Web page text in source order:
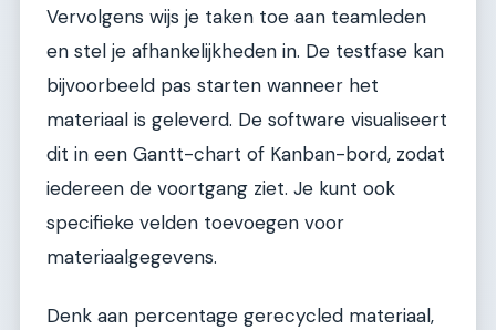
Vervolgens wijs je taken toe aan teamleden
en stel je afhankelijkheden in. De testfase kan
bijvoorbeeld pas starten wanneer het
materiaal is geleverd. De software visualiseert
dit in een Gantt-chart of Kanban-bord, zodat
iedereen de voortgang ziet. Je kunt ook
specifieke velden toevoegen voor
materiaalgegevens.
Denk aan percentage gerecycled materiaal,